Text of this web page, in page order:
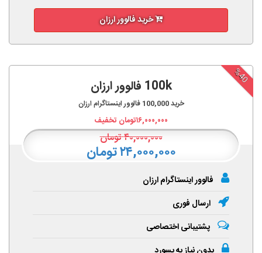
خرید فالوور ارزان
%40
100k فالوور ارزان
خرید100,000 فالوور اینستاگرام ارزان
۱۶,۰۰۰,۰۰۰تومان تخفیف
۴۰,۰۰۰,۰۰۰تومان
۲۴,۰۰۰,۰۰۰ تومان
فالوور اینستاگرام ارزان
ارسال فوری
پشتیبانی اختصاصی